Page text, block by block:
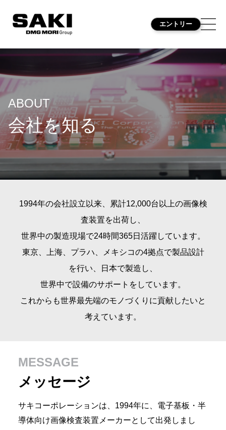
エントリー
ABOUT
会社を知る
1994年の会社設立以来、累計12,000台以上の画像検
査装置を出荷し、
世界中の製造現場で24時間365日活躍しています。
東京、上海、プラハ、メキシコの4拠点で製品設計
を行い、日本で製造し、
世界中で設備のサポートをしています。
これからも世界最先端のモノづくりに貢献したいと
考えています。
MESSAGE
メッセージ
サキコーポレーションは、1994年に、電子基板・半
導体向け画像検査装置メーカーとして出発しまし